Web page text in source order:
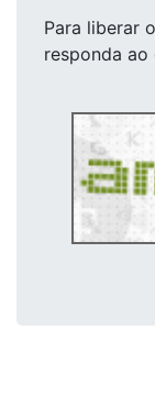
Para liberar
responda